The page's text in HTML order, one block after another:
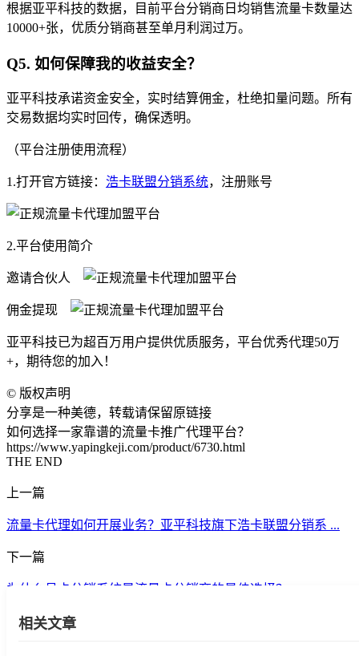
根据亚平科技的数据，目前平台分销商日均销售流量卡数量达
10000+张，优质分销商甚至单月利润过万。
Q5. 如何保障我的收益安全？
亚平科技承诺资金安全，实时结算佣金，杜绝扣量问题。所有
交易数据均实时回传，确保透明。
（平台注册使用流程）
1.打开官方链接： 浩卡联盟分销系统，注册账号
2.平台使用简介
邀请合伙人
佣金提现
亚平科技已为超百万用户提供优质服务，平台优秀代理50万
+，期待您的加入！
© 版权声明
分享是一种美德，转载请保留原链接
如何选择一家靠谱的流量卡推广代理平台？
https://www.yapingkeji.com/product/6730.html
THE END
上一篇
流量卡代理如何开展业务？亚平科技旗下浩卡联盟分销系 ...
下一篇
为什么号卡分销系统是流量卡分销商的最佳选择？
相关文章